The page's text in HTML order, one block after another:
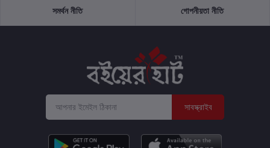
সমর্থন নীতি গোপনীয়তা নীতি
সাবস্ক্রাইব